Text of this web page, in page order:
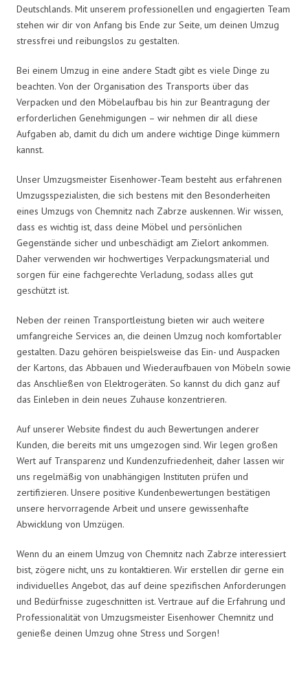
Deutschlands. Mit unserem professionellen und engagierten Team
stehen wir dir von Anfang bis Ende zur Seite, um deinen Umzug
stressfrei und reibungslos zu gestalten.
Bei einem Umzug in eine andere Stadt gibt es viele Dinge zu
beachten. Von der Organisation des Transports über das
Verpacken und den Möbelaufbau bis hin zur Beantragung der
erforderlichen Genehmigungen – wir nehmen dir all diese
Aufgaben ab, damit du dich um andere wichtige Dinge kümmern
kannst.
Unser Umzugsmeister Eisenhower-Team besteht aus erfahrenen
Umzugsspezialisten, die sich bestens mit den Besonderheiten
eines Umzugs von Chemnitz nach Zabrze auskennen. Wir wissen,
dass es wichtig ist, dass deine Möbel und persönlichen
Gegenstände sicher und unbeschädigt am Zielort ankommen.
Daher verwenden wir hochwertiges Verpackungsmaterial und
sorgen für eine fachgerechte Verladung, sodass alles gut
geschützt ist.
Neben der reinen Transportleistung bieten wir auch weitere
umfangreiche Services an, die deinen Umzug noch komfortabler
gestalten. Dazu gehören beispielsweise das Ein- und Auspacken
der Kartons, das Abbauen und Wiederaufbauen von Möbeln sowie
das Anschließen von Elektrogeräten. So kannst du dich ganz auf
das Einleben in dein neues Zuhause konzentrieren.
Auf unserer Website findest du auch Bewertungen anderer
Kunden, die bereits mit uns umgezogen sind. Wir legen großen
Wert auf Transparenz und Kundenzufriedenheit, daher lassen wir
uns regelmäßig von unabhängigen Instituten prüfen und
zertifizieren. Unsere positive Kundenbewertungen bestätigen
unsere hervorragende Arbeit und unsere gewissenhafte
Abwicklung von Umzügen.
Wenn du an einem Umzug von Chemnitz nach Zabrze interessiert
bist, zögere nicht, uns zu kontaktieren. Wir erstellen dir gerne ein
individuelles Angebot, das auf deine spezifischen Anforderungen
und Bedürfnisse zugeschnitten ist. Vertraue auf die Erfahrung und
Professionalität von Umzugsmeister Eisenhower Chemnitz und
genieße deinen Umzug ohne Stress und Sorgen!